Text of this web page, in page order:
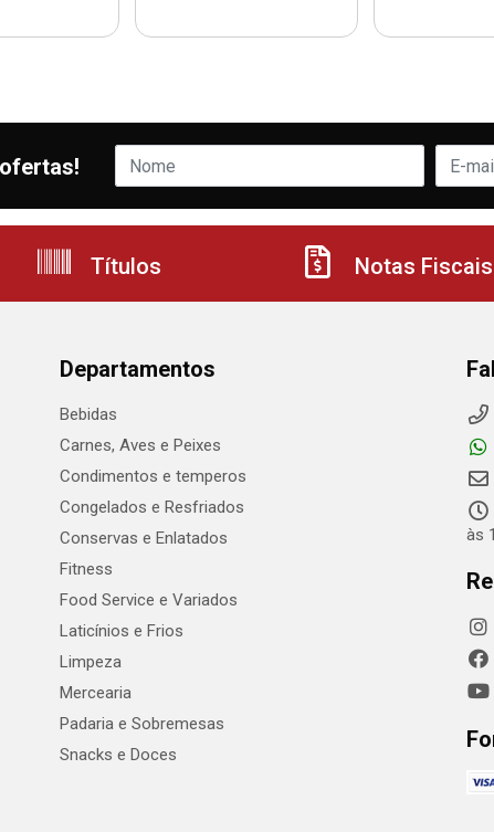
Títulos Notas Fiscais
Departamentos
Bebidas
Carnes, Aves e Peixes
Condimentos e temperos
Congelados e Resfriados
Conservas e Enlatados
Fitness
Food Service e Variados
Laticínios e Frios
Limpeza
Mercearia
Padaria e Sobremesas
Snacks e Doces
às